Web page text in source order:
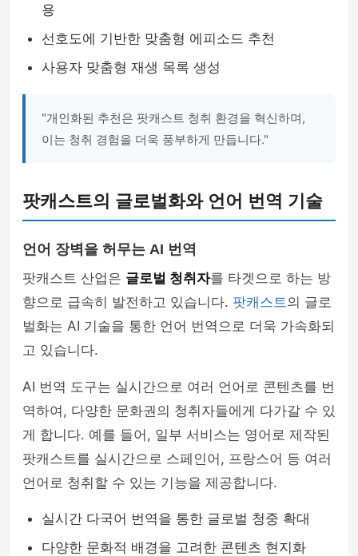
용
선호도에 기반한 맞춤형 에피소드 추천
사용자 맞춤형 재생 목록 생성
"개인화된 추천은 팟캐스트 청취 환경을 혁신하며,
이는 청취 경험을 더욱 풍부하게 만듭니다."
팟캐스트의 글로벌화와 언어 번역 기술
언어 장벽을 허무는 AI 번역
팟캐스트 산업은 글로벌 청취자를 타겟으로 하는 방
향으로 급속히 발전하고 있습니다. 팟캐스트의 글로
벌화는 AI 기술을 통한 언어 번역으로 더욱 가속화되
고 있습니다.
AI 번역 도구는 실시간으로 여러 언어로 콘텐츠를 번
역하여, 다양한 문화권의 청취자들에게 다가갈 수 있
게 합니다. 예를 들어, 일부 서비스는 영어로 제작된
팟캐스트를 실시간으로 스페인어, 프랑스어 등 여러
언어로 청취할 수 있는 기능을 제공합니다.
실시간 다국어 번역을 통한 글로벌 청중 확대
다양한 문화적 배경을 고려한 콘텐츠 현지화